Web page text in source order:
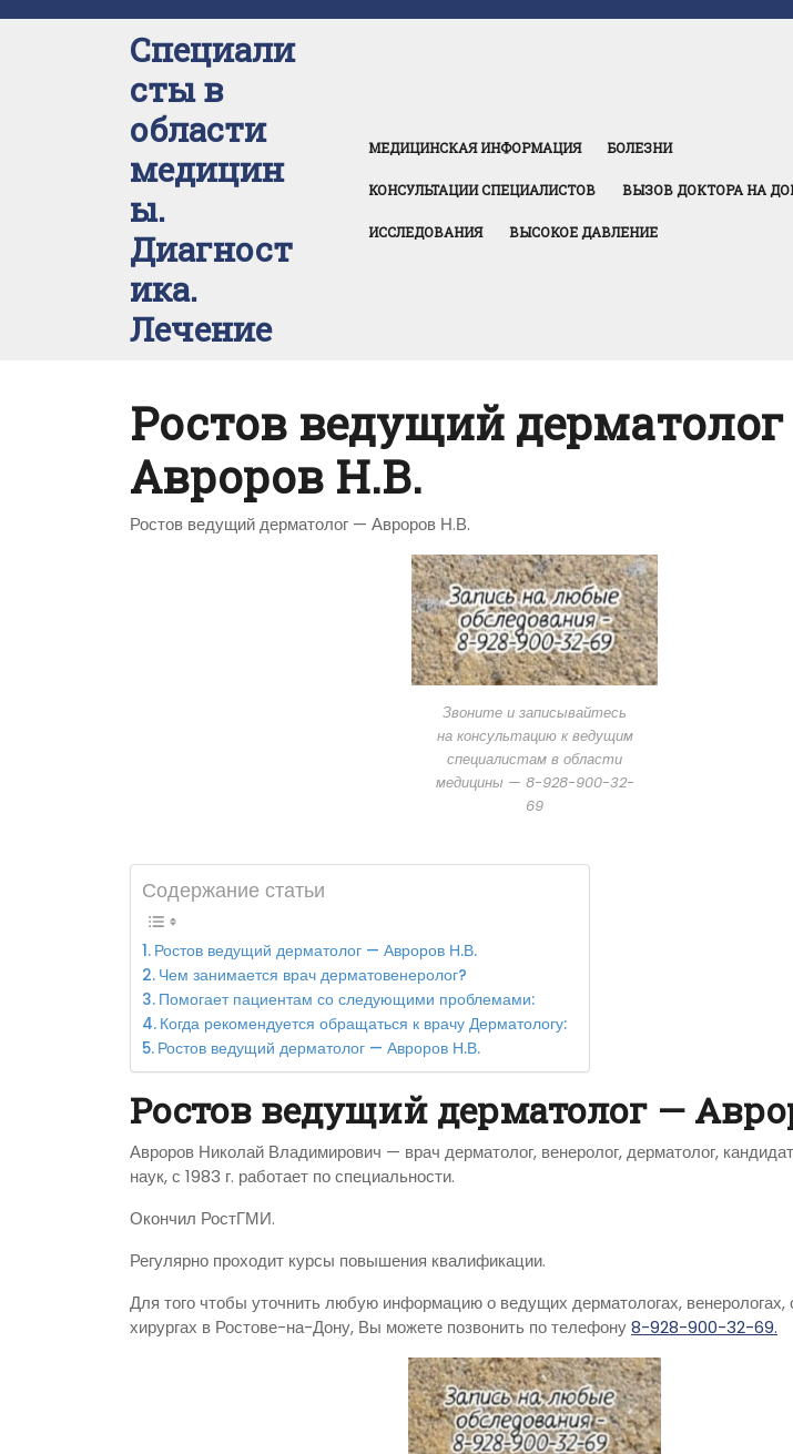
Специали
сты в
области
медицин
ы.
Диагност
ика.
Лечение
МЕДИЦИНСКАЯ ИНФОРМАЦИЯ БОЛЕЗНИ
КОНСУЛЬТАЦИИ СПЕЦИАЛИСТОВ ВЫЗОВ ДОКТОРА НА
ИССЛЕДОВАНИЯ ВЫСОКОЕ ДАВЛЕНИЕ
Ростов ведущий
Авроров Н.В.
Ростов ведущий дерматолог — Авроров Н.В.
Звоните и записывайтесь
на консультацию к ведущим
специалистам в области
медицины — 8-928-900-32-
69
Содержание статьи
Ростов ведущий дерматолог — Авроров Н.В.
Чем занимается врач дерматовенеролог?
Помогает пациентам со следующими проблемами:
Когда рекомендуется обращаться к врачу Дерматологу:
Ростов ведущий дерматолог — Авроров Н.В.
Ростов ведущий дерматолог —
Авроров Николай Владимирович — врач дерматолог, венеролог, дерматолог,
наук, с 1983 г. работает по специальности.
Окончил РостГМИ.
Регулярно проходит курсы повышения квалификации.
Для того чтобы уточнить любую информацию о ведущих дерматологах, венерологах,
хирургах в Ростове-на-Дону, Вы можете позвонить по телефону8-928-900-32-69.